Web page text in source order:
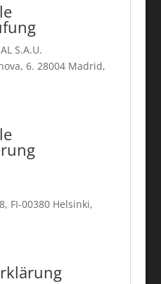
S.A.U.
6. 28004 Madrid,
FI-00380 Helsinki,